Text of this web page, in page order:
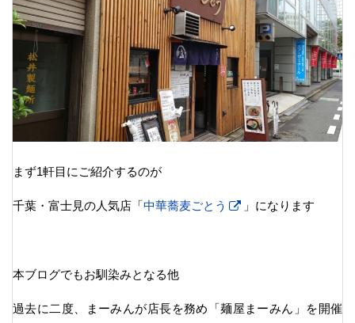
まず1軒目にご紹介するのが
千葉・富士見の人気店「中華蕎麦ごとう 」になります
本ブログでもお馴染みとなる他
過去に二度、まーみんが店長を務め「麺屋まーみん」を開催